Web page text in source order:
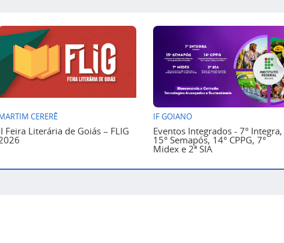
CERERÊ
Feira Literária de Goiás – FLIG
IF GOIANO
Eventos Integrados - 7° Integra,
15° Semapós, 14° CPPG, 7°
Midex e 2ª SIA